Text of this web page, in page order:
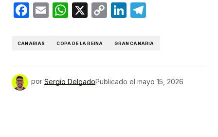
Facebook
EmailWhatsApp
X
CopyLinkedIn
CANARIAS COPA DE LA REINA GRAN CANARIA
por Sergio DelgadoPublicado el mayo 15, 2026